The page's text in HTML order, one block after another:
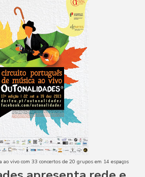
vivo com 33 concertos de 20 grupos em 14 espaços